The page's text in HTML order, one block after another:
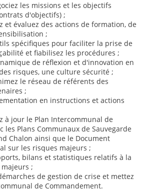
les missions et les objectifs
d'objectifs) ;
et évaluez des actions de formation, de
;
spécifiques pour faciliter la prise de
et fiabilisez les procédures ;
de réflexion et d'innovation en
risques, une culture sécurité ;
le réseau de référents des
;
en instructions et actions
à jour le Plan Intercommunal de
les Plans Communaux de Sauvegarde
Chalon ainsi que le Document
sur les risques majeurs ;
bilans et statistiques relatifs à la
;
de gestion de crise et mettez
de Commandement.